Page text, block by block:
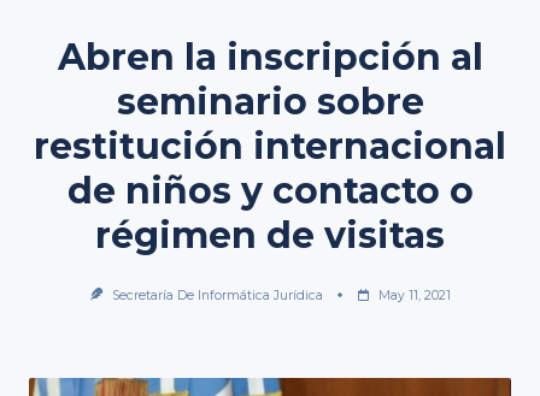
Abren la inscripción al
seminario sobre
restitución internacional
de niños y contacto o
régimen de visitas
Secretaría De Informática Jurídica May 11, 2021